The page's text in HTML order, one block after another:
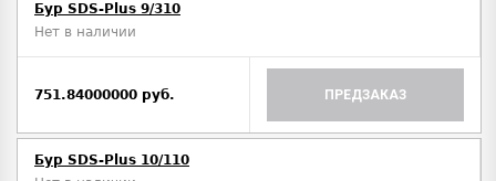
Бур SDS-Plus 9/310
Нет в наличии
751.84000000 руб. ПРЕДЗАКАЗ
Бур SDS-Plus 10/110